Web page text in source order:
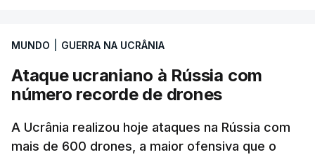
MUNDO GUERRA NA UCRÂNIA
Ataque ucraniano à Rússia com
número recorde de drones
A Ucrânia realizou hoje ataques na Rússia com
mais de 600 drones, a maior ofensiva que o